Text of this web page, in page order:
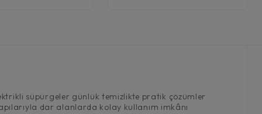
süpürgeler günlük temizlikte pratik çözümler
dar alanlarda kolay kullanım imkânı